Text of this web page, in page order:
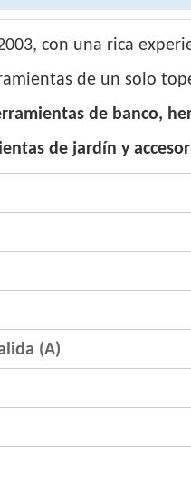
con una rica
de un solo
de banco,
de jardín y
(A)